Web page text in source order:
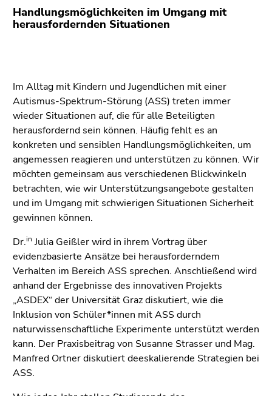
Sie diesen
Link.
(Zugriffstaste
1)
Zur
Positionsanzeige
(Zugriffstaste
2)
Zur
Hauptnavigation
(Zugriffstaste
3)
den
Zusatzinformationen
(Zugriffstaste
5)
Zu
den
Seiteneinstellungen
(Benutzer/Sprache)
(Zugriffstaste
8)
Zur
Handlungsmöglichkeiten im Umgang mit
herausfordernden Situationen
Im Alltag mit Kindern und Jugendlichen mit einer
Autismus-Spektrum-Störung (ASS) treten immer
wieder Situationen auf, die für alle Beteiligten
herausfordernd sein können. Häufig fehlt es an
konkreten und sensiblen Handlungsmöglichkeiten, um
angemessen reagieren und unterstützen zu können. Wir
möchten gemeinsam aus verschiedenen Blickwinkeln
betrachten, wie wir Unterstützungsangebote gestalten
und im Umgang mit schwierigen Situationen Sicherheit
gewinnen können.
Dr.in Julia Geißler wird in ihrem Vortrag über
evidenzbasierte Ansätze bei herausforderndem
Verhalten im Bereich ASS sprechen. Anschließend wird
anhand der Ergebnisse des innovativen Projekts
„ASDEX“ der Universität Graz diskutiert, wie die
Inklusion von Schüler*innen mit ASS durch
naturwissenschaftliche Experimente unterstützt werden
kann. Der Praxisbeitrag von Susanne Strasser und Mag.
Manfred Ortner diskutiert deeskalierende Strategien bei
ASS.